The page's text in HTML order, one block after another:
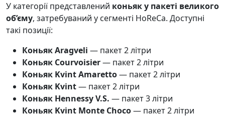
У категорії представлений коньяк у пакеті великого
об’єму, затребуваний у сегменті HoReCa. Доступні
такі позиції:
Коньяк Aragveli — пакет 2 літри
Коньяк Courvoisier— пакет 2 літри
Коньяк Kvint Amaretto— пакет 2 літри
Коньяк Kvint— пакет 2 літри
Коньяк Hennessy V.S. — пакет 3 літри
Коньяк Kvint Monte Choco— пакет 2 літри